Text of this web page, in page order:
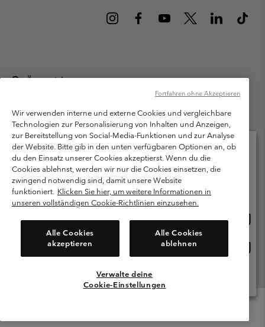
Österreich
Columbia Sportswear Austria GmbH. Moosfeldstraße 1, 5101
Bergheim, Salzburg Österreich. Alle Rechte vorbehalten.
Nutzungsbedingungen
Allgemeine Verkaufsbedingungen
Garantie
Datenschutzerklärung
Bestimmungen und Bedingungen des Mitglieder Programms
Nutzungsbedingungen Für Nutzergenerierte Inhalte
Cookies
Kundenservice: Mo- Fr. 9:00 - 13:00 & 14:00- 18:00 Uhr
(+)43720880525
Wir verwenden interne und externe Cookies und vergleichbare
Technologien zur Personalisierung von Inhalten und Anzeigen,
zur Bereitstellung von Social-Media-Funktionen und zur Analyse
der Website. Bitte gib in den unten verfügbaren Optionen an, ob
du den Einsatz unserer Cookies akzeptierst. Wenn du die
Cookies ablehnst, werden wir nur die Cookies einsetzen, die
zwingend notwendig sind, damit unsere Website
funktioniert. Klicken Sie hier, um weitere Informationen in
unseren vollständigen Cookie-Richtlinien einzusehen.
Alle Cookies
akzeptieren
Alle Cookies
ablehnen
Verwalte deine
Cookie-Einstellungen
Fortfahren ohne Akzeptieren
Bitte wählen Sie Ihr Lieferland und Ihre Sprache
Online-Einkauf verfügbar
Österreich
Alle Länder Anzeigen